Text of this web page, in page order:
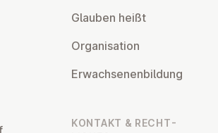
Glauben heißt
Or­gan­isa­tion
Er­wach­sen­en­bildung
KONTAKT & RECHT­